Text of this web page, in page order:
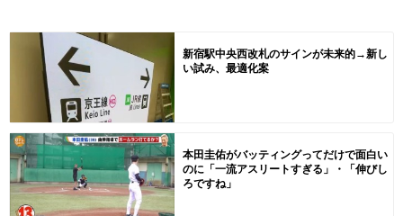
新宿駅中央西改札のサインが未来的→新し
い試み、最適化案
本田圭佑がバッティングってだけで面白い
のに「一流アスリートすぎる」・「伸びし
ろですね」